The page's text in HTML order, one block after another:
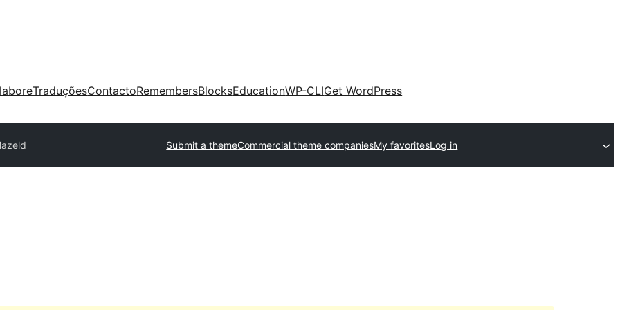
TraduçõesContactoRemembersBlocksEducationWP-CLIGet WordPress
Submit a themeCommercial theme companiesMy favoritesLog in